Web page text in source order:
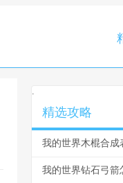
.
精选攻略
我的世界木棍合成